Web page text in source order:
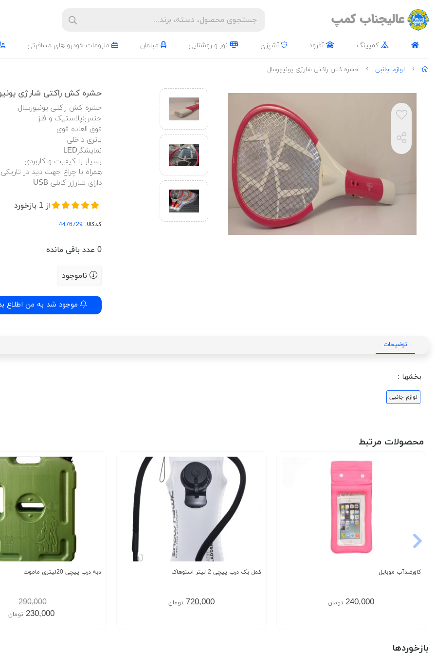
کمپینگ آفرود آشپزی نور و روشنایی مبلمان ملزومات خودرو های مسافرتی
لوازم جانبی حشره کش راکتی شارژی یونیورسال
حشره کش راکتی شارژی
حشره کش راکتی یونیورسال
جنس:پلاستیک و فلز
فوق العاده قوی
باتری داخلی
نمایشگرLED
بسیار با کیفیت و کاربردی
همراه با چراغ جهت دید در تاریکی
دارای شارژر کابلی USB
از 1 بازخورد
کدکالا:
0 عدد باقی مانده
ناموجود
موجود شد به من اطلاع
توضیحات
بخشها :
لوازم جانبی
محصولات مرتبط
کاورضدآب موبایل
240,000 تومان
کمل بک درب پیچی 2 لیتر اسنوهاک
720,000 تومان
دبه درب پیچی 20لیتری ماموت
290,000
230,000 تومان
بازخوردها